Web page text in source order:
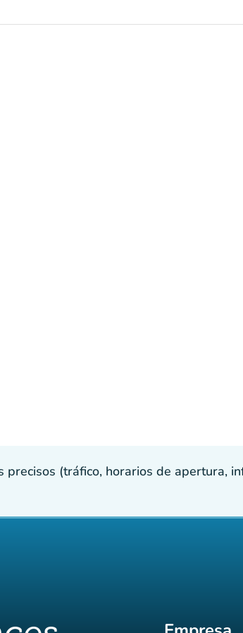
(tráfico, horarios de apertura,